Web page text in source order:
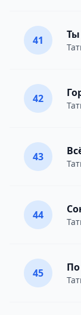
41
42
43
44
45